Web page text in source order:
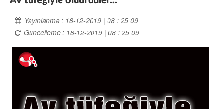
Yayınlanma : 18-12-2019 | 08 : 25 09
Güncelleme : 18-12-2019 | 08 : 25 09